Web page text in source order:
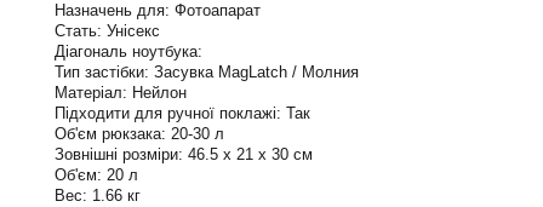
Назначень для: Фотоапарат
Стать: Унісекс
Діагональ ноутбука:
Тип застібки: Засувка MagLatch / Молния
Матеріал: Нейлон
Підходити для ручної поклажі: Так
Об'єм рюкзака: 20-30 л
Зовнішні розміри: 46.5 x 21 x 30 см
Об'єм: 20 л
Вес: 1.66 кг